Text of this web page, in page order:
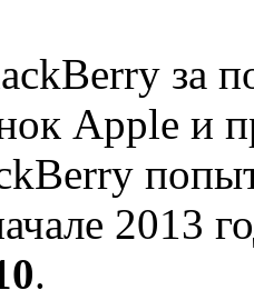
за
Apple и
2013
.